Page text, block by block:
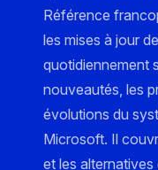
Référence
les mises à jour
quotidiennement
nouveautés, les
évolutions du
Microsoft. Il
et les